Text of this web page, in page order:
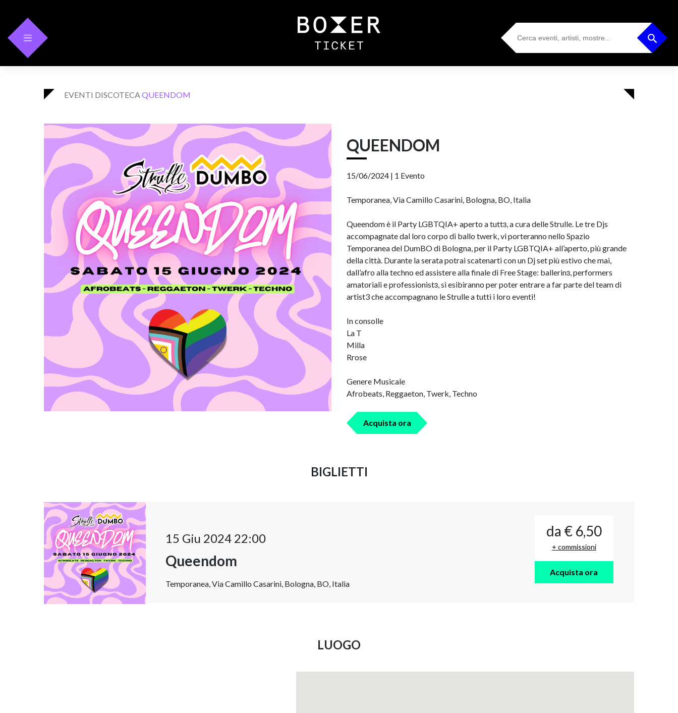
content
Search
for:
Search Button
EVENTI DISCOTECAQUEENDOM
QUEENDOM
15/06/2024 | 1 Evento
Temporanea, Via Camillo Casarini, Bologna, BO, Italia
Queendom è il Party LGBTQIA+ aperto a tuttɜ, a cura delle Strulle. Le tre Djs
accompagnate dal loro corpo di ballo twerk, vi porteranno nello Spazio
Temporanea del DumBO di Bologna, per il Party LGBTQIA+ all’aperto, più grande
della città. Durante la serata potrai scatenarti con un Dj set più estivo che mai,
dall’afro alla techno ed assistere alla finale di Free Stage: ballerinɜ, performers
amatoriali e professionistɜ, si esibiranno per poter entrare a far parte del team di
artist3 che accompagnano le Strulle a tutti i loro eventi!
In consolle
La T
Milla
Rrose
Genere Musicale
Afrobeats, Reggaeton, Twerk, Techno
Acquista ora
BIGLIETTI
15 Giu 2024 22:00
Queendom
Temporanea, Via Camillo Casarini, Bologna, BO, Italia
da € 6,50
+ commissioni
Acquista ora
LUOGO